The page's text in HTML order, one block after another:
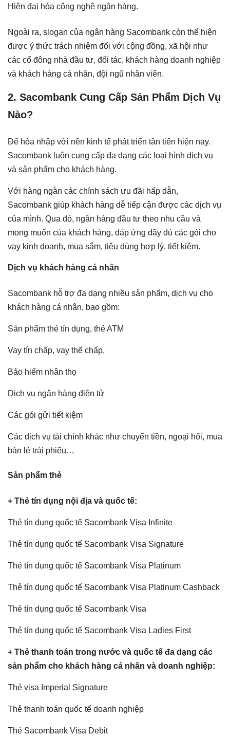
Hiện đại hóa công nghệ ngân hàng.
Ngoài ra, slogan của ngân hàng Sacombank còn thể hiện
được ý thức trách nhiệm đối với cộng đồng, xã hội như
các cổ đông nhà đầu tư, đối tác, khách hàng doanh nghiệp
và khách hàng cá nhân, đội ngũ nhân viên.
2. Sacombank Cung Cấp Sản Phẩm Dịch Vụ
Nào?
Để hòa nhập với nền kinh tế phát triển tân tiến hiện nay.
Sacombank luôn cung cấp đa dạng các loại hình dịch vụ
và sản phẩm cho khách hàng.
Với hàng ngàn các chính sách ưu đãi hấp dẫn,
Sacombank giúp khách hàng dễ tiếp cận được các dịch vụ
của mình. Qua đó, ngân hàng đầu tư theo nhu cầu và
mong muốn của khách hàng, đáp ứng đầy đủ các gói cho
vay kinh doanh, mua sắm, tiêu dùng hợp lý, tiết kiệm.
Dịch vụ khách hàng cá nhân
Sacombank hỗ trợ đa dạng nhiều sản phẩm, dịch vụ cho
khách hàng cá nhân, bao gồm:
Sản phẩm thẻ tín dụng, thẻ ATM
Vay tín chấp, vay thế chấp.
Bảo hiểm nhân thọ
Dịch vụ ngân hàng điện tử
Các gói gửi tiết kiệm
Các dịch vụ tài chính khác như chuyển tiền, ngoại hối, mua
bán lẻ trái phiếu…
Sản phẩm thẻ
+ Thẻ tín dụng nội địa và quốc tế:
Thẻ tín dụng quốc tế Sacombank Visa Infinite
Thẻ tín dụng quốc tế Sacombank Visa Signature
Thẻ tín dụng quốc tế Sacombank Visa Platinum
Thẻ tín dụng quốc tế Sacombank Visa Platinum Cashback
Thẻ tín dụng quốc tế Sacombank Visa
Thẻ tín dụng quốc tế Sacombank Visa Ladies First
+ Thẻ thanh toán trong nước và quốc tế đa dạng các
sản phẩm cho khách hàng cá nhân và doanh nghiệp:
Thẻ visa Imperial Signature
Thẻ thanh toán quốc tế doanh nghiệp
Thẻ Sacombank Visa Debit